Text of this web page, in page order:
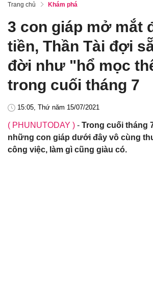
Trang chủ Khám phá
3 con giáp mở mắt
tiền, Thần Tài đợi
đời như "hổ mọc
trong cuối tháng 7
15:05, Thứ năm 15/07/2021
( PHUNUTODAY ) - Trong cuối tháng
những con giáp dưới đây vô cùng
công việc, làm gì cũng giàu có.